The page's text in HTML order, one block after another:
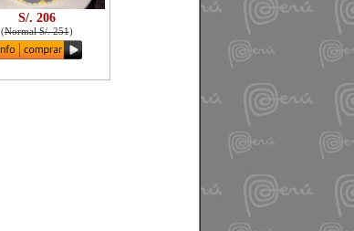
S/. 206
(Normal S/. 251)